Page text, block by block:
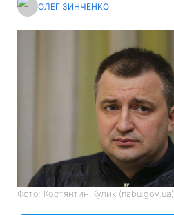
ОЛЕГ ЗИНЧЕНКО
Фото: Костянтин Кулик (nabu.gov.ua)